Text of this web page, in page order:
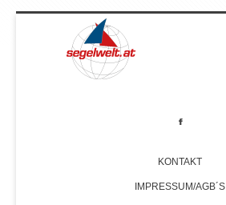
KONTAKT
IMPRESSUM/AGB´S